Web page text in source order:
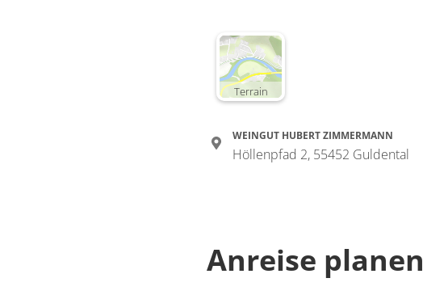
Terrain
WEINGUT HUBERT ZIMMERMANN
Höllenpfad 2, 55452 Guldental
Anreise planen